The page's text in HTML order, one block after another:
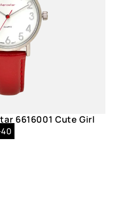
6616001 Cute Girl